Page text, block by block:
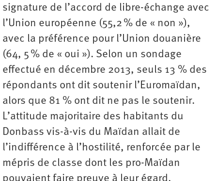
signature de l’accord de libre-échange avec
l’Union européenne (55,2 % de « non »),
avec la préférence pour l’Union douanière
(64, 5 % de « oui »). Selon un sondage
effectué en décembre 2013, seuls 13 % des
répondants ont dit soutenir l’Euromaïdan,
alors que 81 % ont dit ne pas le soutenir.
L’attitude majoritaire des habitants du
Donbass vis-à-vis du Maïdan allait de
l’indifférence à l’hostilité, renforcée par le
mépris de classe dont les pro-Maïdan
pouvaient faire preuve à leur égard.